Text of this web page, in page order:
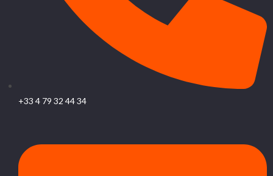
+33 4 79 32 44 34